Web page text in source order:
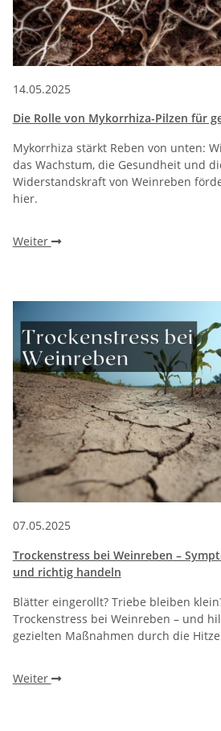
zum Artikel Allergien und
14.05.2025
Die Rolle von Mykorrhiza-Pilzen für
Mykorrhiza stärkt Reben von unten:
das Wachstum, die Gesundheit und
Widerstandskraft von Weinreben
hier.
Weiter
zum Artikel Die richtige
07.05.2025
Trockenstress bei Weinreben –
und richtig handeln
Blätter eingerollt? Triebe bleiben
Trockenstress bei Weinreben – und
gezielten Maßnahmen durch die
Weiter